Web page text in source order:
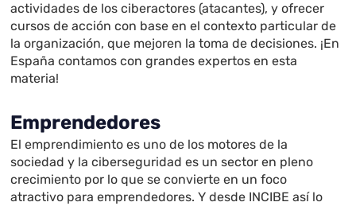
actividades de los ciberactores (atacantes), y ofrecer
cursos de acción con base en el contexto particular de
la organización, que mejoren la toma de decisiones. ¡En
España contamos con grandes expertos en esta
materia!
Emprendedores
El emprendimiento es uno de los motores de la
sociedad y la ciberseguridad es un sector en pleno
crecimiento por lo que se convierte en un foco
atractivo para emprendedores. Y desde INCIBE así lo